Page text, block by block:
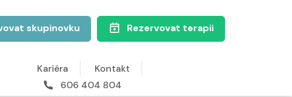
skupinovku Rezervovat terapii
Kariéra
Kontakt
606 404 804